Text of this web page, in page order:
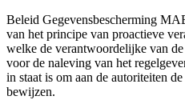
Beleid Gegevensbescherming
van het principe van proactieve
welke de verantwoordelijke van
voor de naleving van het
in staat is om aan de autoriteiten
bewijzen.